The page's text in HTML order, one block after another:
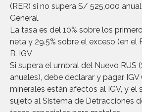
(RER) si no supera S/ 525,000
General.
La tasa es del 10% sobre los
neta y 29.5% sobre el exceso (en el
B. IGV
Si supera el umbral del Nuevo RUS
anuales), debe declarar y pagar IGV
minerales están afectos al IGV, y el
sujeto al Sistema de Detracciones